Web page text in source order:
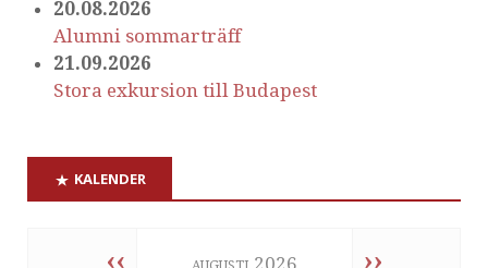
20.08.2026
Alumni sommarträff
21.09.2026
Stora exkursion till Budapest
KALENDER
‹‹ ››